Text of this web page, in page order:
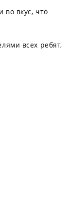
во вкус, что
всех ребят,